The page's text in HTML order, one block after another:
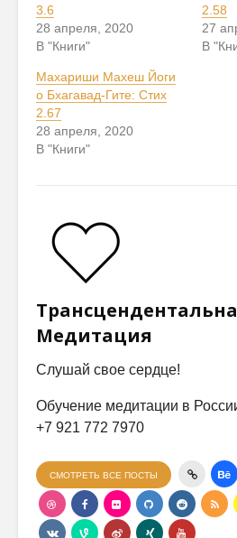
3.6
28 апреля, 2020
В "Книги"
2.58
27
В
Махариши Махеш Йоги
о Бхагавад-Гите: Стих
2.67
28 апреля, 2020
В "Книги"
Медитация
Слушай свое сердце!
Обучение медитации в
+7 921 772 7970
СМОТРЕТЬ ВСЕ ПОСТЫ